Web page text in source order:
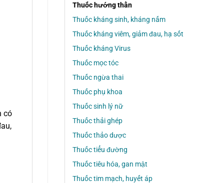
Thuốc hướng thần
Thuốc kháng sinh, kháng nấm
Thuốc kháng viêm, giảm đau, hạ sốt
Thuốc kháng Virus
Thuốc mọc tóc
Thuốc ngừa thai
Thuốc phụ khoa
Thuốc sinh lý nữ
Thuốc thải ghép
Thuốc thảo dược
Thuốc tiểu đường
Thuốc tiêu hóa, gan mật
Thuốc tim mạch, huyết áp
có